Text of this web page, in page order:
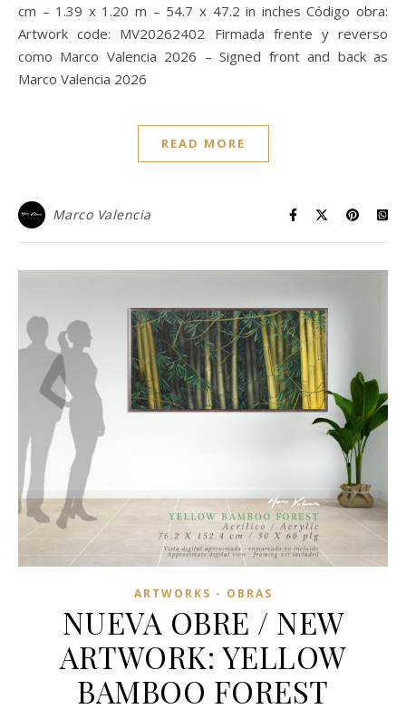
cm – 1.39 x 1.20 m – 54.7 x 47.2 in inches Código obra:
Artwork code: MV20262402 Firmada frente y reverso
como Marco Valencia 2026 – Signed front and back as
Marco Valencia 2026
READ MORE
Marco Valencia
ARTWORKS - OBRAS
NUEVA OBRE / NEW
ARTWORK: YELLOW
BAMBOO FOREST